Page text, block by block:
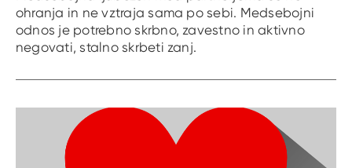
ohranja in ne vztraja sama po sebi. Medsebojni
odnos je potrebno skrbno, zavestno in aktivno
negovati, stalno skrbeti zanj.